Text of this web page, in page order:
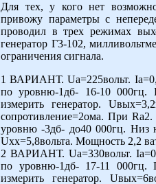
Для тех, у кого нет
привожу параметры с
проводил в трех режимах
генератор Г3-102,
ограничения сигнала.
1 ВАРИАНТ. Ua=225вольт.
по уровню-1дб- 16-10
измерить генератор.
сопротивление=2ома. При
уровню -3дб- до40 000гц. Низ
Uхх=5,8вольта. Мощность 2,2
2 ВАРИАНТ. Ua=330вольт.
по уровню-1дб- 17-11
измерить генератор.